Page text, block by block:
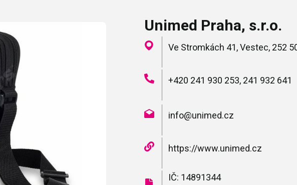
Unimed Praha, s.r.o.
Ve Stromkách 41, Vestec, 252
+420 241 930 253, 241 932 641
info@unimed.cz
https://www.unimed.cz
IČ: 14891344